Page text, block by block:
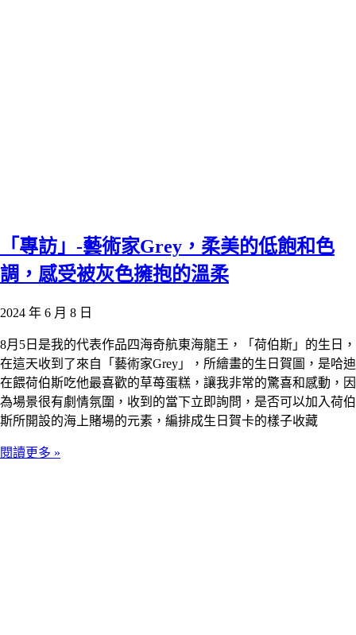
「專訪」-藝術家Grey，柔美的低飽和色
調，感受被灰色擁抱的溫柔
2024 年 6 月 8 日
8月5日是我的代表作品四海奇航東海龍王，「荷伯斯」的生日，
在這天收到了來自「藝術家Grey」，所繪畫的生日賀圖，是哈迪
在餵荷伯斯吃他最喜歡的草苺蛋糕，讓我非常的驚喜和感動，因
為場景很有劇情氛圍，收到的當下立即詢問，是否可以加入荷伯
斯所開設的海上賭場的元素，編排成生日賀卡的樣子收藏
閱讀更多 »